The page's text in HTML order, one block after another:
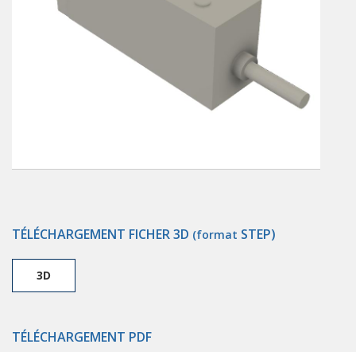
TÉLÉCHARGEMENT FICHER 3D (format STEP)
3D
TÉLÉCHARGEMENT PDF